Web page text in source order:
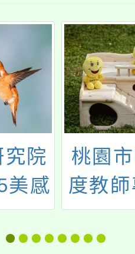
究院
美感
壇」
桃園
度教
實踐方
業回